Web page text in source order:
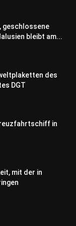
geschlossene
bleibt am...
des
DGT
in
mit der in